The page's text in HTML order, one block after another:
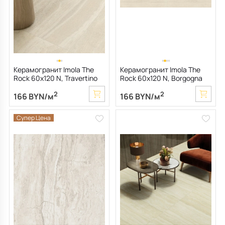
Керамогранит Imola The
Rock 60х120 N, Travertino
166 BYN/м2
Керамогранит Imola The
Rock 60х120 N, Borgogna
166 BYN/м2
Супер Цена